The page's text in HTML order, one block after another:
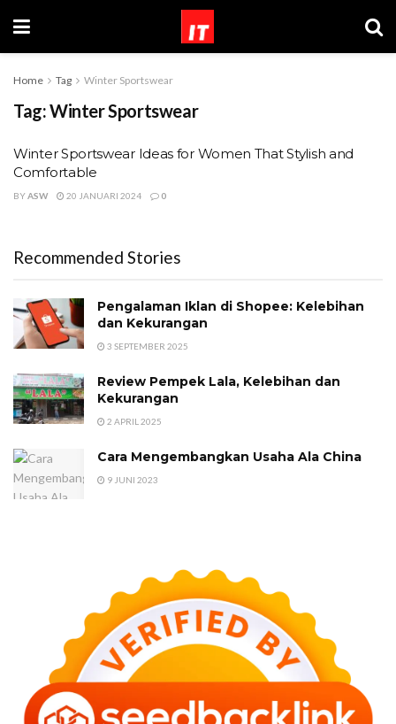
Home Tag Winter Sportswear
Tag:Winter Sportswear
Winter Sportswear Ideas for Women That Stylish and
Comfortable
BYASW 20 JANUARI 2024 0
Recommended Stories
Pengalaman Iklan di Shopee: Kelebihan
dan Kekurangan
3 SEPTEMBER 2025
Review Pempek Lala, Kelebihan dan
Kekurangan
2 APRIL 2025
Cara Mengembangkan Usaha Ala China
9 JUNI 2023